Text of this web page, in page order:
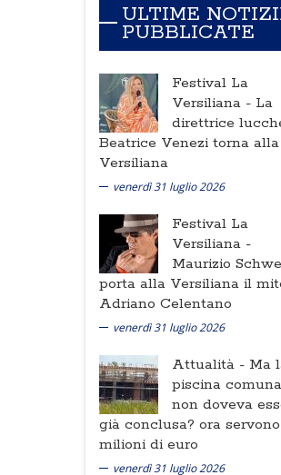
ULTIME
PUBBLICATE
Festival La
Versiliana - La
direttrice
Beatrice Venezi torna alla
Versiliana
venerdì 31 luglio 2026
Festival La
Versiliana -
Maurizio
porta alla Versiliana il
Adriano Celentano
venerdì 31 luglio 2026
Attualità - Ma
piscina
non doveva
già conclusa? ora
milioni di euro
venerdì 31 luglio 2026